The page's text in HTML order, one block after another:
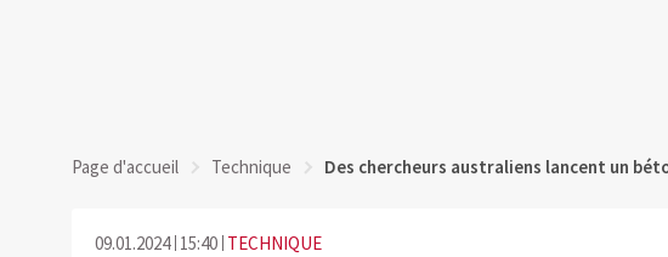
Page d'accueil Technique Des chercheurs australiens lancent un
09.01.2024 15:40 TECHNIQUE